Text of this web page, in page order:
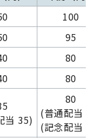
100
95
80
80
当 35)
80
(普通配
(記念配